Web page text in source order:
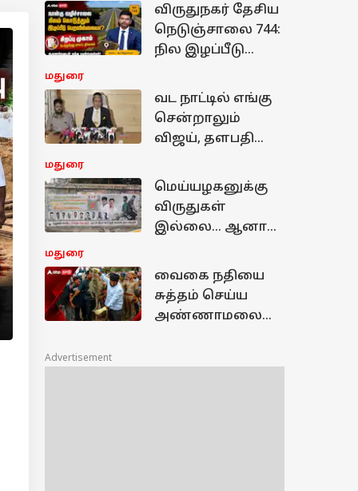
விருதுநகர் தேசிய
நெடுஞ்சாலை 744:
நில இழப்பீடு
இது தான் சூப்பர்
வாய்ப்பு !
மதுரை
வட நாட்டில் எங்கு
சென்றாலும்
விஜய், தளபதி
பேசிக்கொண்டுள்
ளார்கள் - இந்திய
ஹஜ்
சங்கத்தலைவர்
மதுரை
மெய்யழகனுக்கு
விருதுகள்
இல்லை... ஆனால்
வெற்றி - மதுரை
போஸ்டரால்
பரபரப்பு !
மதுரை
வைகை நதியை
சுத்தம் செய்ய
அண்ணாமலை
Advertisement